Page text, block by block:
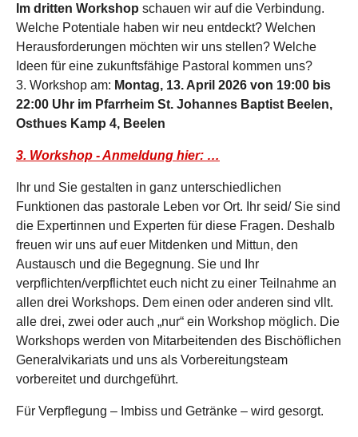
Im dritten Workshop schauen wir auf die Verbindung.
Welche Potentiale haben wir neu entdeckt? Welchen
Herausforderungen möchten wir uns stellen? Welche
Ideen für eine zukunftsfähige Pastoral kommen uns?
3. Workshop am: Montag, 13. April 2026 von 19:00 bis
22:00 Uhr im Pfarrheim St. Johannes Baptist Beelen,
Osthues Kamp 4, Beelen
3. Workshop - Anmeldung hier: …
Ihr und Sie gestalten in ganz unterschiedlichen
Funktionen das pastorale Leben vor Ort. Ihr seid/ Sie sind
die Expertinnen und Experten für diese Fragen. Deshalb
freuen wir uns auf euer Mitdenken und Mittun, den
Austausch und die Begegnung. Sie und Ihr
verpflichten/verpflichtet euch nicht zu einer Teilnahme an
allen drei Workshops. Dem einen oder anderen sind vllt.
alle drei, zwei oder auch „nur“ ein Workshop möglich. Die
Workshops werden von Mitarbeitenden des Bischöflichen
Generalvikariats und uns als Vorbereitungsteam
vorbereitet und durchgeführt.
Für Verpflegung – Imbiss und Getränke – wird gesorgt.